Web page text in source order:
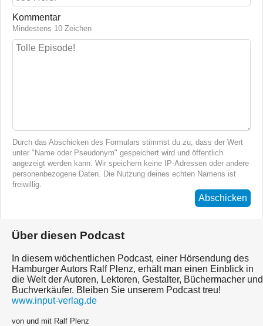
Kommentar
Mindestens 10 Zeichen
Durch das Abschicken des Formulars stimmst du zu, dass der Wert
unter "Name oder Pseudonym" gespeichert wird und öffentlich
angezeigt werden kann. Wir speichern keine IP-Adressen oder andere
personenbezogene Daten. Die Nutzung deines echten Namens ist
freiwillig.
Abschicken
Über diesen Podcast
In diesem wöchentlichen Podcast, einer Hörsendung des
Hamburger Autors Ralf Plenz, erhält man einen Einblick in
die Welt der Autoren, Lektoren, Gestalter, Büchermacher und
Buchverkäufer. Bleiben Sie unserem Podcast treu!
www.input-verlag.de
von und mit Ralf Plenz